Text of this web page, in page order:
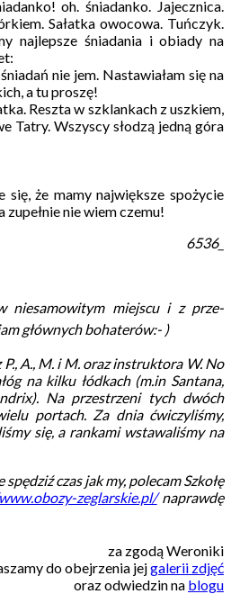
oh. śniadanko. Jajecznica.
Sałatka owocowa. Tuńczyk.
najlepsze śniadania i obiady na
nie jem. Nastawiałam się na
a tu proszę!
Reszta w szklankach z uszkiem,
Tatry. Wszyscy słodzą jedną góra
że mamy największe spożycie
nie wiem czemu!
6536_
niesamowitym miejscu i z prze-
głównych bohaterów:- )
P., A., M. i M. oraz instruktora W. No
na kilku łódkach (m.in Santana,
Na przestrzeni tych dwóch
portach. Za dnia ćwiczyliśmy,
się, a rankami wstawaliśmy na
czas jak my, polecam Szkołę
zeglarskie.pl/naprawdę
za zgodą Weroniki
do obejrzenia jejgalerii zdjęć
oraz odwiedzin na blogu